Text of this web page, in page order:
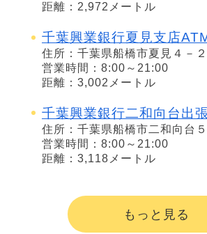
距離：2,972メートル
千葉興業銀行夏見支店
住所：千葉県船橋市夏見４－
営業時間：8:00～21:00
距離：3,002メートル
千葉興業銀行二和向台出
住所：千葉県船橋市二和向台
営業時間：8:00～21:00
距離：3,118メートル
もっと見る